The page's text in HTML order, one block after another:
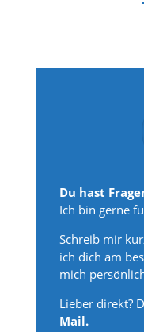
Du hast
Ich bin gerne
Schreib mir
ich dich am
mich
Lieber direkt?
Mail.